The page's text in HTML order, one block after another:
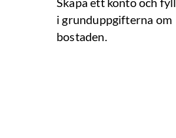
i grunduppgifterna om
bostaden.